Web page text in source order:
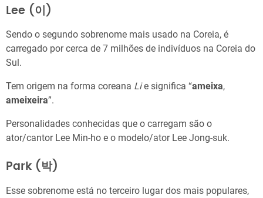
Lee (이)
Sendo o segundo sobrenome mais usado na Coreia, é
carregado por cerca de 7 milhões de indivíduos na Coreia do
Sul.
Tem origem na forma coreana Lie significa “ameixa,
ameixeira”.
Personalidades conhecidas que o carregam são o
ator/cantor Lee Min-ho e o modelo/ator Lee Jong-suk.
Park (박)
Esse sobrenome está no terceiro lugar dos mais populares,